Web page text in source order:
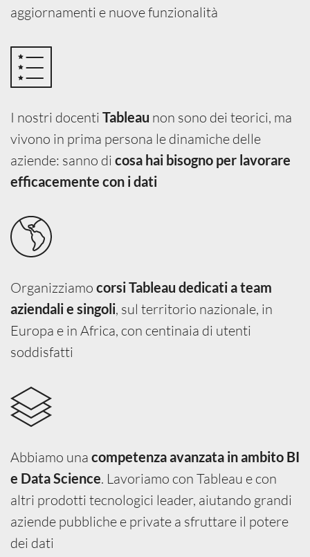
aggiornamenti e nuove funzionalità
I nostri docenti Tableau non sono dei teorici, ma
vivono in prima persona le dinamiche delle
aziende: sanno di cosa hai bisogno per lavorare
efficacemente con i dati
Organizziamo corsi Tableau dedicati a team
aziendali e singoli, sul territorio nazionale, in
Europa e in Africa, con centinaia di utenti
soddisfatti
Abbiamo una competenza avanzata in ambito BI
e Data Science. Lavoriamo con Tableau e con
altri prodotti tecnologici leader, aiutando grandi
aziende pubbliche e private a sfruttare il potere
dei dati